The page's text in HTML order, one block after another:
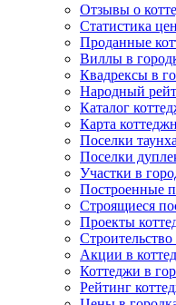
Отзывы о
Статистика
Проданные
Виллы в
Квадрексы в
Народный
Каталог
Карта
Поселки
Поселки
Участки в
Построенные
Строящиеся
Проекты
Акции в
Коттеджи в
Рейтинг